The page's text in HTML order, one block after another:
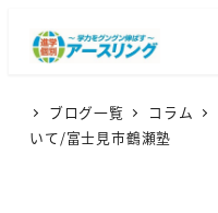
ブログ一覧 コラム
いて/富士見市鶴瀬塾